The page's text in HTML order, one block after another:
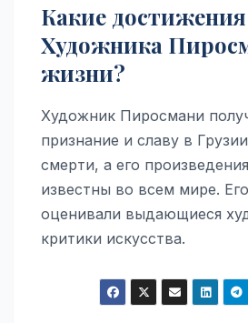
Какие
Художника
жизни?
Художник Пиросмани
признание и славу в
смерти, а его
известны во всем мире.
оценивали выдающиеся
критики искусства.